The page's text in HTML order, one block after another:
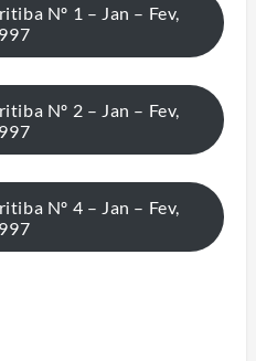
Nº 1 – Jan – Fev,
Nº 2 – Jan – Fev,
Nº 4 – Jan – Fev,